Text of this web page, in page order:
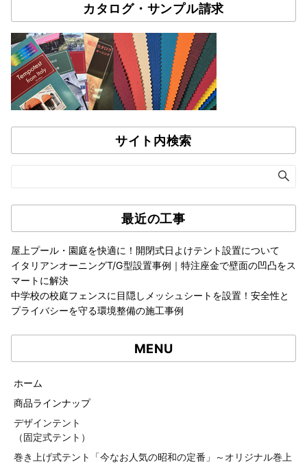
カタログ・サンプル請求
サイト内検索
最近の工事
屋上プール・園庭を快適に！開閉式日よけテント設置について
イタリアンオーニングT/G型設置事例｜特注座金で壁面の凹凸をス
マートに解決
中学校の校庭フェンスに目隠しメッシュシートを設置！安全性と
プライバシーを守る環境整備の施工事例
MENU
ホーム
商品ラインナップ
デザインテント
（固定式テント）
巻き上げ式テント「今なお人気の昭和の定番」～オリジナル巻上